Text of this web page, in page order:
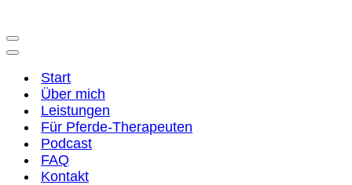
Navigationsmenü
Navigationsmenü
Start
Über mich
Leistungen
Für Pferde-Therapeuten
Podcast
FAQ
Kontakt